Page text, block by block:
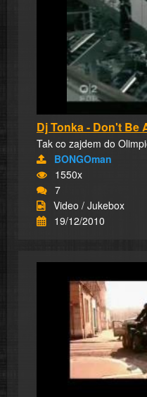
Dj Tonka - Don't Be
Tak co zajdem do
BONGOman
1550x
7
Video / Jukebox
19/12/2010